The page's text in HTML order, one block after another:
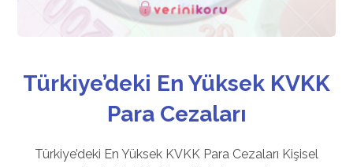
Türkiye’deki En Yüksek KVKK
Para Cezaları
Türkiye’deki En Yüksek KVKK Para Cezaları Kişisel